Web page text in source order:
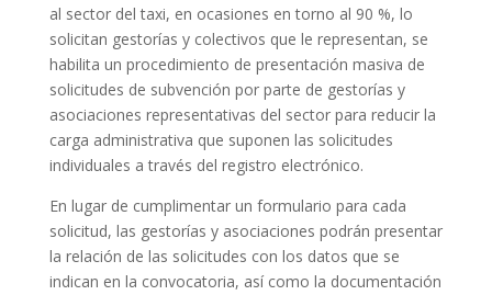
al sector del taxi, en ocasiones en torno al 90 %, lo
solicitan gestorías y colectivos que le representan, se
habilita un procedimiento de presentación masiva de
solicitudes de subvención por parte de gestorías y
asociaciones representativas del sector para reducir la
carga administrativa que suponen las solicitudes
individuales a través del registro electrónico.
En lugar de cumplimentar un formulario para cada
solicitud, las gestorías y asociaciones podrán presentar
la relación de las solicitudes con los datos que se
indican en la convocatoria, así como la documentación